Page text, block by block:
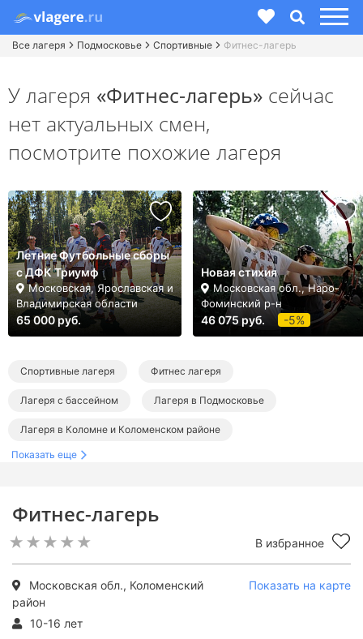
Все лагеря Подмосковье Спортивные Фитнес-лагерь
Фитнес-лагерь
В избранное
Московская обл., Коломенский
район
Показать на карте
10-16 лет
У лагеря «Фитнес-лагерь» сейчас
нет актуальных смен,
посмотрите похожие лагеря
Летние Футбольные сборы
с ДФК Триумф
Московская, Ярославская и
Владимирская области
65 000 руб.
Новая стихия
Московская обл., Наро-
Фоминский р-н
46 075 руб. -5%
Спортивные лагеря Фитнес лагеря
Лагеря с бассейном Лагеря в Подмосковье
Лагеря в Коломне и Коломенском районе
Спортивные лагеря в Подмосковье
Показать еще